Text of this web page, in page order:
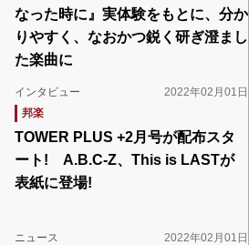
なった時に』実体験をもとに、分か
りやすく、なおかつ鋭く研ぎ澄まし
た楽曲に
インタビュー
2022年02月01日
邦楽
TOWER PLUS +2月号が配布スタ
ート! A.B.C-Z、This is LASTが
表紙に登場!
ニュース
2022年02月01日